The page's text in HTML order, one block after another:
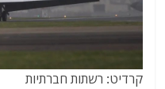
קרדיט: רשתות חברתיות